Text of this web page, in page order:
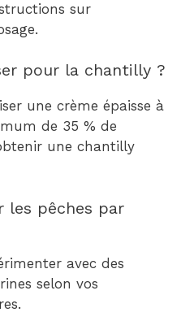
sur
pour la chantilly ?
une crème épaisse à
de 35 % de
une chantilly
les pêches par
avec des
selon vos